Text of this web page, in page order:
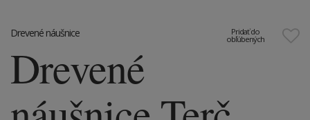
Pridať do
obľúbených
Drevené náušnice
Drevené